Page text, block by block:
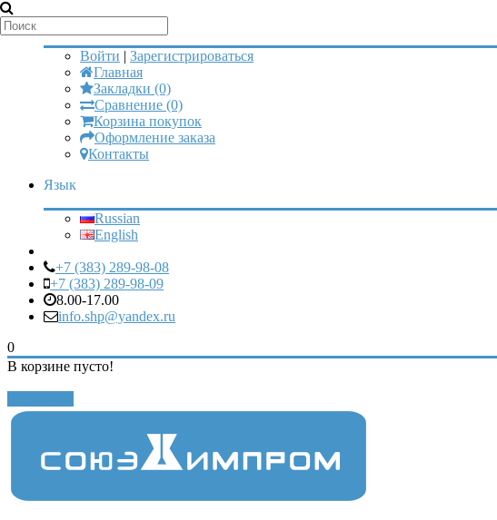
Мой аккаунт
Войти | Зарегистрироваться
Главная
Закладки (0)
Сравнение (0)
Корзина покупок
Оформление заказа
Контакты
Язык
Russian
English
+7 (383) 289-98-08
+7 (383) 289-98-09
8.00-17.00
info.shp@yandex.ru
0
В корзине пусто!